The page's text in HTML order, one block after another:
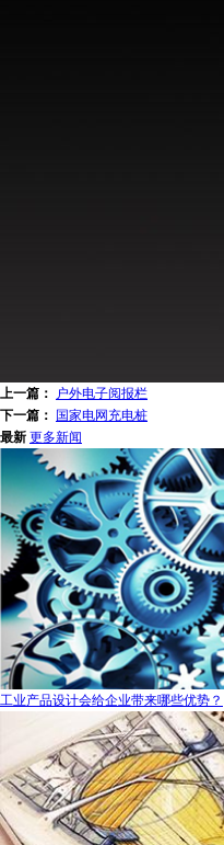
上一篇： 户外电子阅报栏
下一篇： 国家电网充电桩
最新更多新闻
工业产品设计会给企业带来哪些优势？